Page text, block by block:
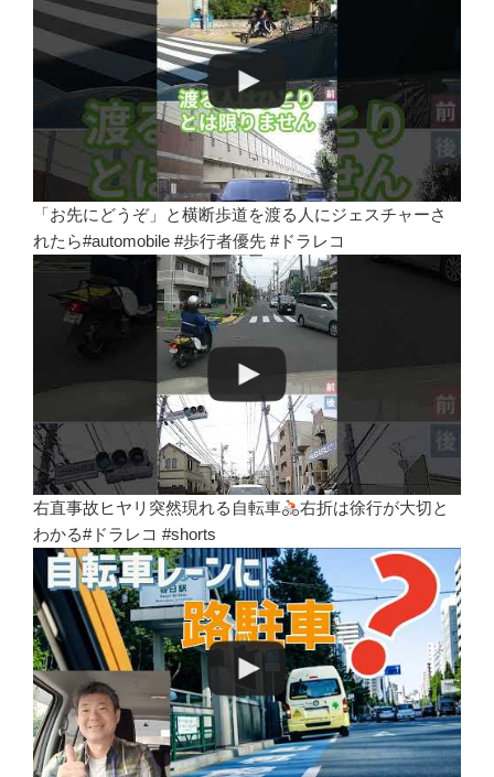
「お先にどうぞ」と横断歩道を渡る人にジェスチャーさ
れたら#automobile #歩行者優先 #ドラレコ
右直事故ヒヤリ突然現れる自転車
右折は徐行が大切と
わかる#ドラレコ #shorts